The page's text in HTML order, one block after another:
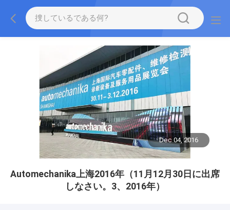
Dec 04, 2016
Automechanika上海2016年（11月12月30日に出席
しなさい。3、2016年）